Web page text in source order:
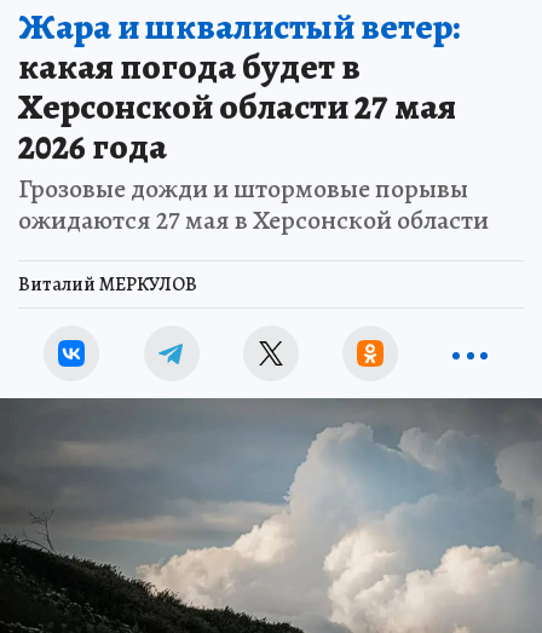
Жара и шквалистый ветер:
какая погода будет в
Херсонской области 27 мая
2026 года
Грозовые дожди и штормовые порывы
ожидаются 27 мая в Херсонской области
Виталий МЕРКУЛОВ